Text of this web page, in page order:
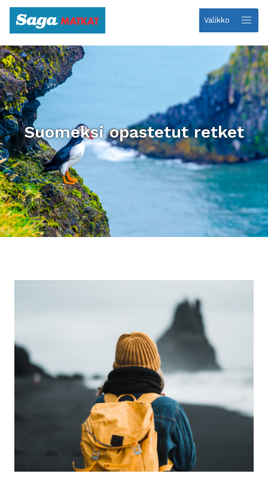
Etusivulle
Valikko
Suomeksi opastetut retket